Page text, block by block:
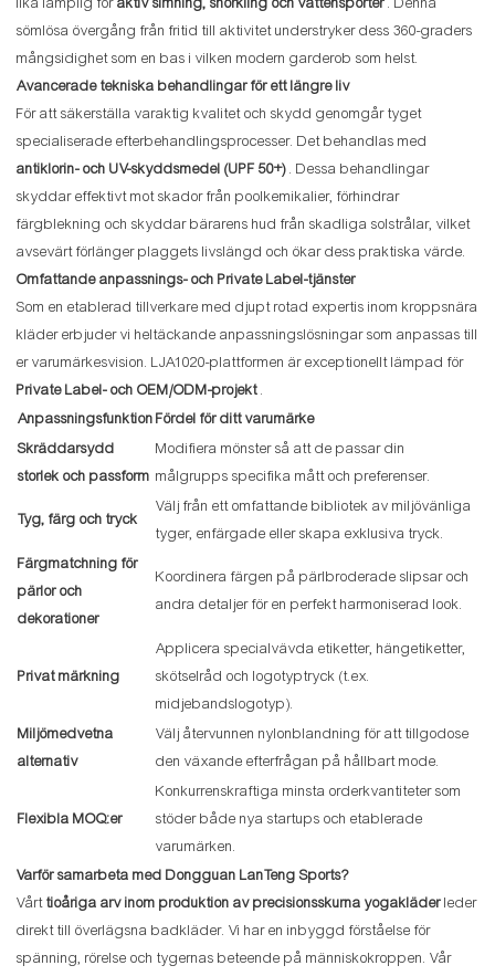
lika lämplig föraktiv simning, snorkling och vattensporter. Denna
sömlösa övergång från fritid till aktivitet understryker dess 360-graders
mångsidighet som en bas i vilken modern garderob som helst.
Avancerade tekniska behandlingar för ett längre liv
För att säkerställa varaktig kvalitet och skydd genomgår tyget
specialiserade efterbehandlingsprocesser. Det behandlas med
antiklorin- och UV-skyddsmedel (UPF 50+). Dessa behandlingar
skyddar effektivt mot skador från poolkemikalier, förhindrar
färgblekning och skyddar bärarens hud från skadliga solstrålar, vilket
avsevärt förlänger plaggets livslängd och ökar dess praktiska värde.
Omfattande anpassnings- och Private Label-tjänster
Som en etablerad tillverkare med djupt rotad expertis inom kroppsnära
kläder erbjuder vi heltäckande anpassningslösningar som anpassas till
er varumärkesvision. LJA1020-plattformen är exceptionellt lämpad för
Private Label- och OEM/ODM-projekt.
AnpassningsfunktionFördel för ditt varumärke
Skräddarsydd
storlek och passform
Modifiera mönster så att de passar din
målgrupps specifika mått och preferenser.
Tyg, färg och tryck
Välj från ett omfattande bibliotek av miljövänliga
tyger, enfärgade eller skapa exklusiva tryck.
Färgmatchning för
pärlor och
dekorationer
Koordinera färgen på pärlbroderade slipsar och
andra detaljer för en perfekt harmoniserad look.
Privat märkning
Applicera specialvävda etiketter, hängetiketter,
skötselråd och logotyptryck (t.ex.
midjebandslogotyp).
Miljömedvetna
alternativ
Välj återvunnen nylonblandning för att tillgodose
den växande efterfrågan på hållbart mode.
Flexibla MOQ:er
Konkurrenskraftiga minsta orderkvantiteter som
stöder både nya startups och etablerade
varumärken.
Varför samarbeta med Dongguan LanTeng Sports?
Vårttioåriga arv inom produktion av precisionsskurna yogakläderleder
direkt till överlägsna badkläder. Vi har en inbyggd förståelse för
spänning, rörelse och tygernas beteende på människokroppen. Vår